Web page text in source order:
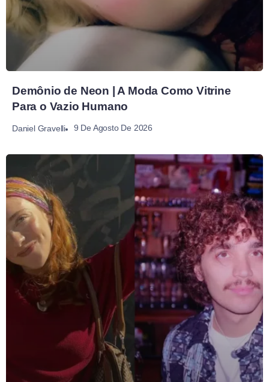
Demônio de Neon | A Moda Como Vitrine
Para o Vazio Humano
Daniel Gravelli 9 De Agosto De 2026